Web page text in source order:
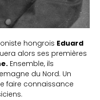
hongrois Eduard
alors ses premières
Ensemble, ils
du Nord. Un
faire connaissance